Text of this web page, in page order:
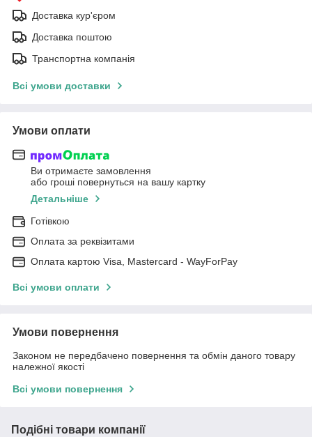
Доставка кур'єром
Доставка поштою
Транспортна компанія
Всі умови доставки
Умови оплати
Ви отримаєте замовлення
або гроші повернуться на вашу картку
Детальніше
Готівкою
Оплата за реквізитами
Оплата картою Visa, Mastercard - WayForPay
Всі умови оплати
Умови повернення
Законом не передбачено повернення та обмін даного товару
належної якості
Всі умови повернення
Подібні товари компанії